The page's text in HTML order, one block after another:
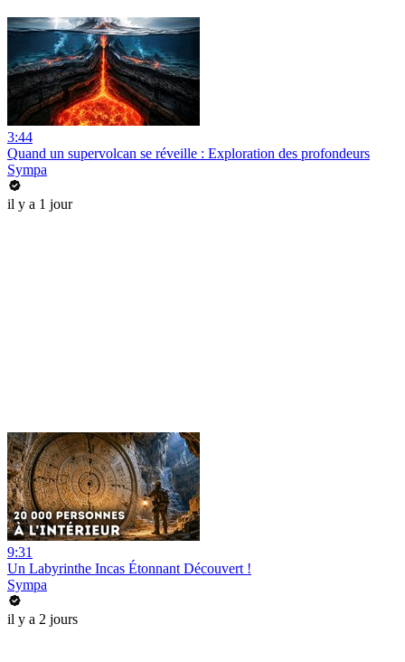
3:44
Quand un supervolcan se réveille : Exploration des profondeurs
Sympa
il y a 1 jour
9:31
Un Labyrinthe Incas Étonnant Découvert !
Sympa
il y a 2 jours